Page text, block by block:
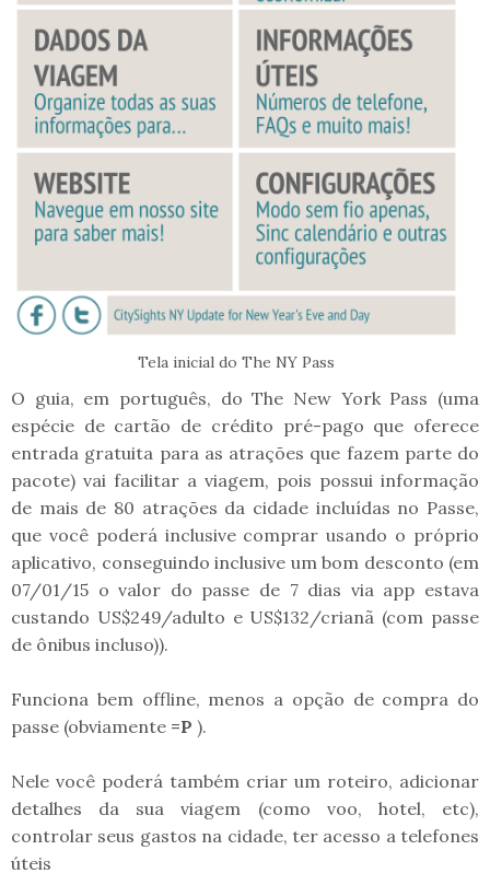
Tela inicial do The NY Pass
O guia, em português, do The New York Pass (uma
espécie de cartão de crédito pré-pago que oferece
entrada gratuita para as atrações que fazem parte do
pacote) vai facilitar a viagem, pois possui informação
de mais de 80 atrações da cidade incluídas no Passe,
que você poderá inclusive comprar usando o próprio
aplicativo, conseguindo inclusive um bom desconto (em
07/01/15 o valor do passe de 7 dias via app estava
custando US$249/adulto e US$132/crianã (com passe
de ônibus incluso)).
Funciona bem offline, menos a opção de compra do
passe (obviamente =P ).
Nele você poderá também criar um roteiro, adicionar
detalhes da sua viagem (como voo, hotel, etc),
controlar seus gastos na cidade, ter acesso a telefones
úteis